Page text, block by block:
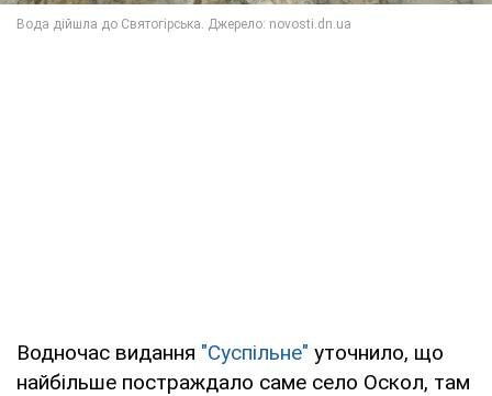
Водночас видання "Суспільне" уточнило, що
найбільше постраждало саме село Оскол, там